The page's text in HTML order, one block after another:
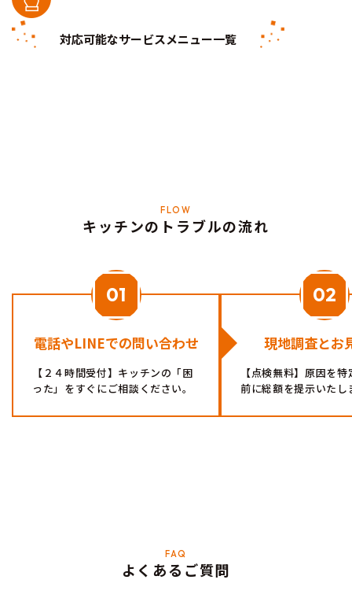
対応可能なサービスメニュー一覧
キッチンのトラブルの流れ
電話やLINEでの問い合わせ
【２４時間受付】キッチンの「困
った」をすぐにご相談ください。
現地調査とお
【点検無料】原因を
前に総額を提示いたし
よくあるご質問